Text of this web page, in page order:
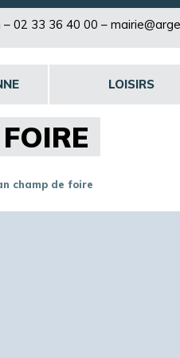
– 02 33 36 40 00 –
LOISIRS
champ de foire